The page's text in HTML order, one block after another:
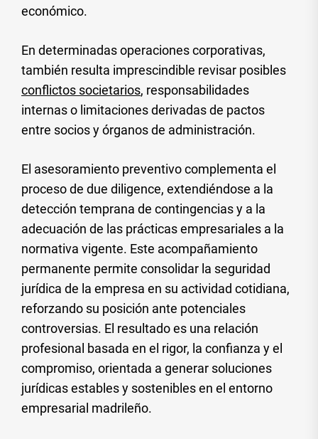
económico.
En determinadas operaciones corporativas,
también resulta imprescindible revisar posibles
conflictos societarios, responsabilidades
internas o limitaciones derivadas de pactos
entre socios y órganos de administración.
El asesoramiento preventivo complementa el
proceso de due diligence, extendiéndose a la
detección temprana de contingencias y a la
adecuación de las prácticas empresariales a la
normativa vigente. Este acompañamiento
permanente permite consolidar la seguridad
jurídica de la empresa en su actividad cotidiana,
reforzando su posición ante potenciales
controversias. El resultado es una relación
profesional basada en el rigor, la confianza y el
compromiso, orientada a generar soluciones
jurídicas estables y sostenibles en el entorno
empresarial madrileño.